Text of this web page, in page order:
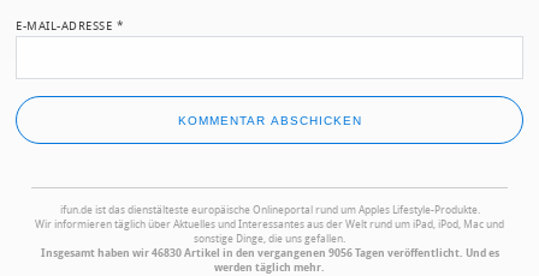
E-MAIL-ADRESSE *
ifun.de ist das dienstälteste europäische Onlineportal rund um Apples Lifestyle-Produkte.
Wir informieren täglich über Aktuelles und Interessantes aus der Welt rund um iPad, iPod, Mac und
sonstige Dinge, die uns gefallen.
Insgesamt haben wir 46830 Artikel in den vergangenen 9056 Tagen veröffentlicht. Und es
werden täglich mehr.